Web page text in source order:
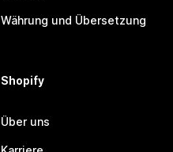
Währung und Übersetzung
Shopify
Über uns